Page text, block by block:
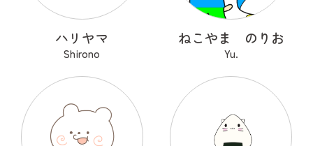
ハリヤマ
Shirono
ねこやま のりお
Yu.